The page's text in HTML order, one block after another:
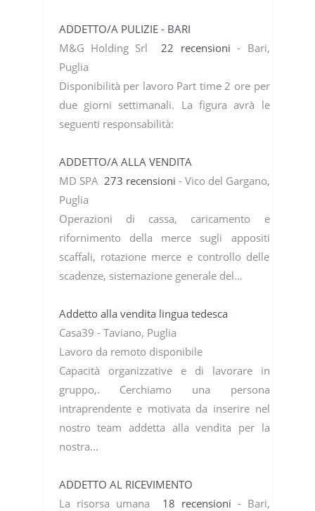
ADDETTO/A PULIZIE - BARI
M&G Holding Srl 22 recensioni- Bari,
Puglia
Disponibilità per lavoro Part time 2 ore per
due giorni settimanali. La figura avrà le
seguenti responsabilità:
ADDETTO/A ALLA VENDITA
MD SPA 273 recensioni - Vico del Gargano,
Puglia
Operazioni di cassa, caricamento e
rifornimento della merce sugli appositi
scaffali, rotazione merce e controllo delle
scadenze, sistemazione generale del…
Addetto alla vendita lingua tedesca
Casa39 - Taviano, Puglia
Lavoro da remoto disponibile
Capacità organizzative e di lavorare in
gruppo,. Cerchiamo una persona
intraprendente e motivata da inserire nel
nostro team addetta alla vendita per la
nostra…
ADDETTO AL RICEVIMENTO
La risorsa umana 18 recensioni - Bari,